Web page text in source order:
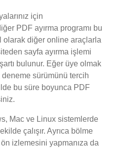
için
PDF ayırma programı bu
olarak diğer online araçlarla
sayfa ayırma işlemi
bulunur. Eğer üye olmak
sürümünü tercih
bu süre boyunca PDF
Mac ve Linux sistemlerde
çalışır. Ayrıca bölme
izlemesini yapmanıza da